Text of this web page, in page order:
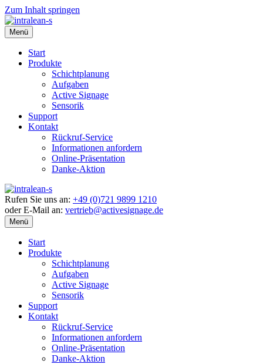
Zum Inhalt springen
Menü
Start
Produkte
Schichtplanung
Aufgaben
Active Signage
Sensorik
Support
Kontakt
Rückruf-Service
Informationen anfordern
Online-Präsentation
Danke-Aktion
Rufen Sie uns an: +49 (0)721 9899 1210
oder E-Mail an: vertrieb@activesignage.de
Menü
Start
Produkte
Schichtplanung
Aufgaben
Active Signage
Sensorik
Support
Kontakt
Rückruf-Service
Informationen anfordern
Online-Präsentation
Danke-Aktion